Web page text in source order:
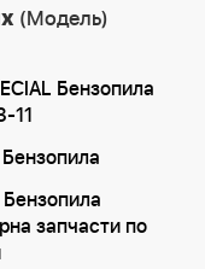
(Модель)
Бензопила
11
запчасти по